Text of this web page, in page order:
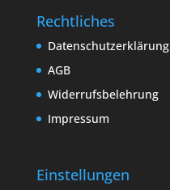
Rechtliches
Datenschutzerklärung
AGB
Widerrufsbelehrung
Impressum
Einstellungen